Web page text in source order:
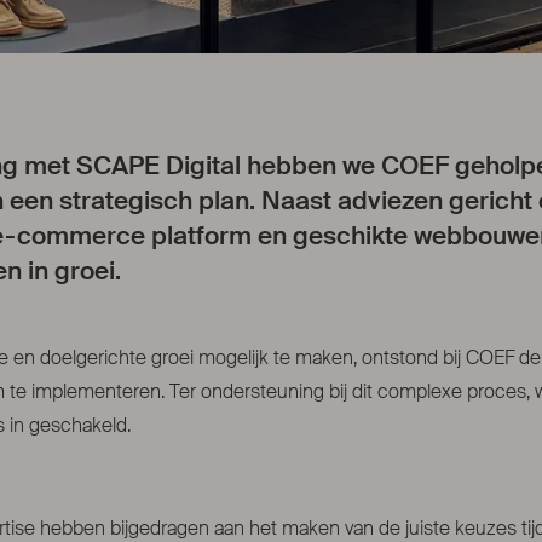
met SCAPE Digital hebben we COEF
een strategisch plan. Naast adviezen gericht
commerce platform en geschikte
in groei.
en doelgerichte groei mogelijk te maken, ontstond bij COEF
implementeren. Ter ondersteuning bij dit complexe proces,
geschakeld.
hebben bijgedragen aan het maken van de juiste keuzes